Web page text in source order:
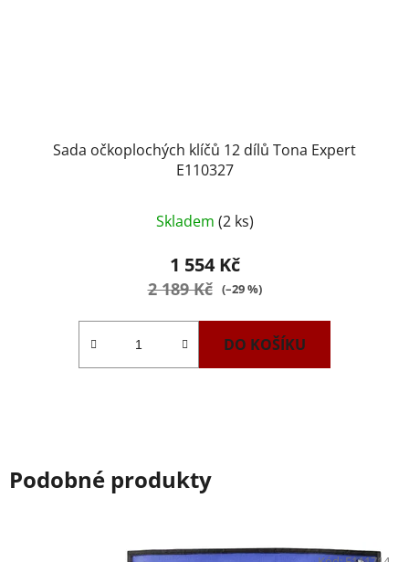
Sada očkoplochých klíčů 12 dílů Tona Expert
E110327
hodnocení
produktu
je
Skladem (2 ks)
1 554 Kč
2 189 Kč (–29 %)
DO KOŠÍKU
Podobné produkty